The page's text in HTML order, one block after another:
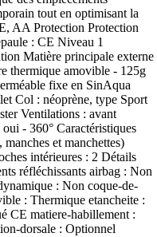
tout en optimisant la
AA Protection Protection
: CE Niveau 1
Matière principale externe
thermique amovible - 125g
fixe en SinAqua
Col : néoprène, type Sport
Ventilations : avant
- 360° Caractéristiques
et manchettes)
intérieures : 2 Détails
réfléchissants airbag : Non
: Non coque-de-
: Thermique etancheite :
CE matiere-habillement :
dorsale : Optionnel